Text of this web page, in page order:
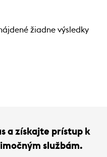
žiadne výsledky
a získajte prístup k
službám.